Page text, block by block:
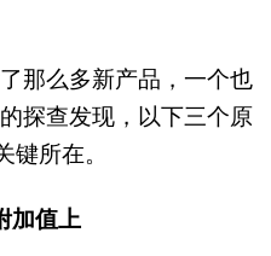
那么多新产品，一个也
探查发现，以下三个原
键所在。
加值上